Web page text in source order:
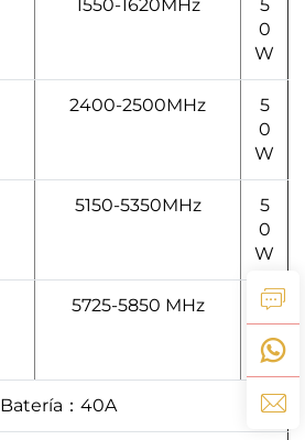
1550-1620MHz
5
0
W
2400-2500MHz
5
0
W
5150-5350MHz
5
0
W
5725-5850 MHz
5
0
W
Batería：40A